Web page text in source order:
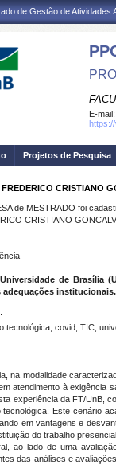
de Gestão de Atividades
E-mail:
Projetos de Pesquisa
CRISTIANO
de MESTRADO foi
CRISTIANO
de Brasília
adequações institucionais.
tecnológica, covid, TIC,
na modalidade
atendimento à exigência
experiência da FT/UnB,
tecnológica. Este cenário
em vantagens e
do trabalho
ao lado de uma
das análises e